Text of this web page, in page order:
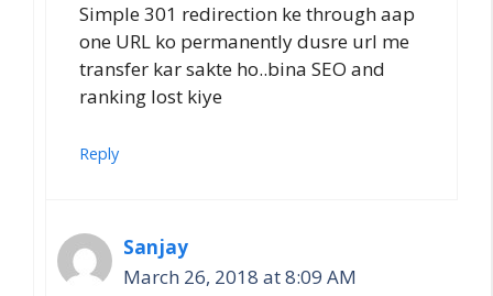
Simple 301 redirection ke through aap
one URL ko permanently dusre url me
transfer kar sakte ho..bina SEO and
ranking lost kiye
Reply
Sanjay
March 26, 2018 at 8:09 AM